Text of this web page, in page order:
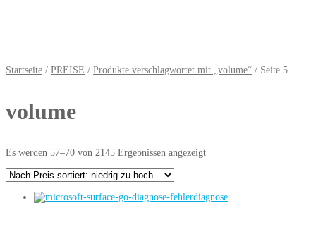
Startseite / PREISE / Produkte verschlagwortet mit „volume“ / Seite 5
volume
Es werden 57–70 von 2145 Ergebnissen angezeigt